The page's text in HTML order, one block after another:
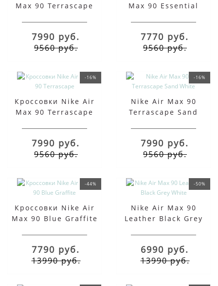
Max 90 Terrascape
7990 руб.
9560 руб.
Max 90 Essential
7770 руб.
9560 руб.
-16%
Кроссовки Nike Air
Max 90 Terrascape
7990 руб.
9560 руб.
-16%
Nike Air Max 90
Terrascape Sand
7990 руб.
9560 руб.
-44%
Кроссовки Nike Air
Max 90 Blue Graffite
7790 руб.
13990 руб.
-50%
Nike Air Max 90
Leather Black Grey
6990 руб.
13990 руб.